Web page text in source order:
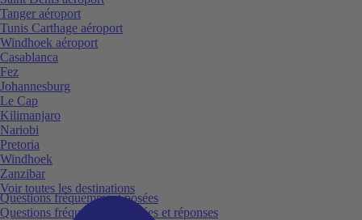
Questions fréquemment posées
Questions fréquemment posées et réponses
Tanger aéroport
Tunis Carthage aéroport
Windhoek aéroport
Casablanca
Fez
Johannesburg
Le Cap
Kilimanjaro
Nariobi
Pretoria
Windhoek
Zanzibar
Voir toutes les destinations